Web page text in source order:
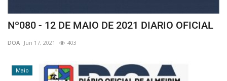
Nº080 - 12 DE MAIO DE 2021 DIARIO OFICIAL
DOA Jun 17, 2021 403
Maio